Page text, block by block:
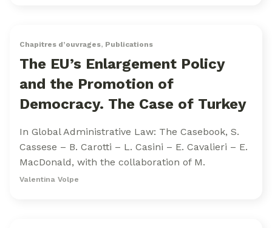
Chapitres d’ouvrages, Publications
The EU’s Enlargement Policy
and the Promotion of
Democracy. The Case of Turkey
In Global Administrative Law: The Casebook, S.
Cassese – B. Carotti – L. Casini – E. Cavalieri – E.
MacDonald, with the collaboration of M.
Valentina Volpe